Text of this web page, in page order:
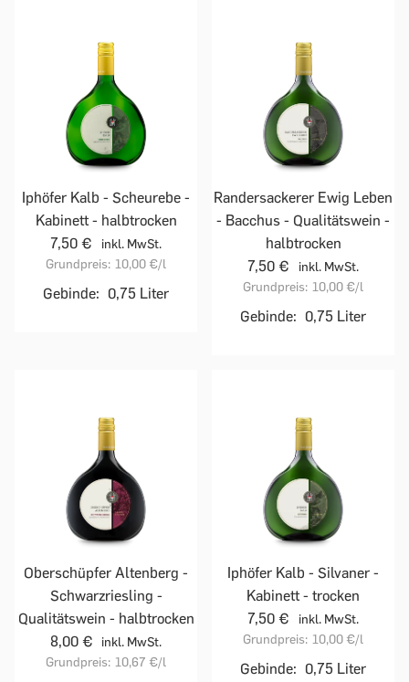
Iphöfer Kalb - Scheurebe -
Kabinett - halbtrocken
7,50 €
inkl. MwSt.
Grundpreis: 10,00 €/l
Gebinde: 0,75 Liter
Randersackerer Ewig Leben
- Bacchus - Qualitätswein -
halbtrocken
7,50 €
inkl. MwSt.
Grundpreis: 10,00 €/l
Gebinde: 0,75 Liter
Oberschüpfer Altenberg -
Schwarzriesling -
Qualitätswein - halbtrocken
8,00 €
inkl. MwSt.
Grundpreis: 10,67 €/l
Iphöfer Kalb - Silvaner -
Kabinett - trocken
7,50 €
inkl. MwSt.
Grundpreis: 10,00 €/l
Gebinde: 0,75 Liter